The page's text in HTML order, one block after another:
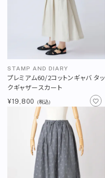
STAMP AND DIARY
プレミアム60/2コットンギャバ タッ
クギャザースカート
¥19,800 (税込)